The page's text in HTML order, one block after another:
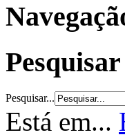
Pesquisar
Pesquisar...
Está em...